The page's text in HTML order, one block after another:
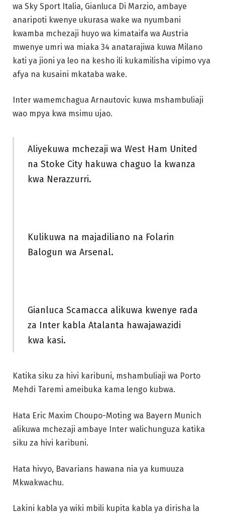
wa Sky Sport Italia, Gianluca Di Marzio, ambaye
anaripoti kwenye ukurasa wake wa nyumbani
kwamba mchezaji huyo wa kimataifa wa Austria
mwenye umri wa miaka 34 anatarajiwa kuwa Milano
kati ya jioni ya leo na kesho ili kukamilisha vipimo vya
afya na kusaini mkataba wake.
Inter wamemchagua Arnautovic kuwa mshambuliaji
wao mpya kwa msimu ujao.
Aliyekuwa mchezaji wa West Ham United
na Stoke City hakuwa chaguo la kwanza
kwa Nerazzurri.
Kulikuwa na majadiliano na Folarin
Balogun wa Arsenal.
Gianluca Scamacca alikuwa kwenye rada
za Inter kabla Atalanta hawajawazidi
kwa kasi.
Katika siku za hivi karibuni, mshambuliaji wa Porto
Mehdi Taremi ameibuka kama lengo kubwa.
Hata Eric Maxim Choupo-Moting wa Bayern Munich
alikuwa mchezaji ambaye Inter walichunguza katika
siku za hivi karibuni.
Hata hivyo, Bavarians hawana nia ya kumuuza
Mkwakwachu.
Lakini kabla ya wiki mbili kupita kabla ya dirisha la